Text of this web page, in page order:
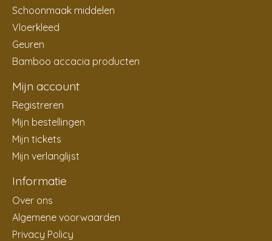
Schoonmaak middelen
Vloerkleed
Geuren
Bamboo accacia producten
Mijn account
Registreren
Mijn bestellingen
Mijn tickets
Mijn verlanglijst
Informatie
Over ons
Algemene voorwaarden
Privacy Policy